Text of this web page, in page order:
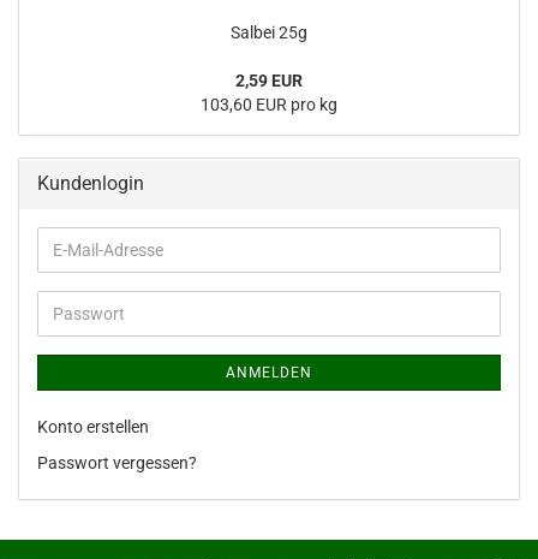
Salbei 25g
2,59 EUR
103,60 EUR pro kg
Kundenlogin
E-
Mail-
Adresse
Passwort
ANMELDEN
Konto erstellen
Passwort vergessen?